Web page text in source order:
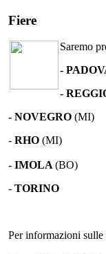
Fiere
Saremo
-
-
- NOVEGRO(MI)
-RHO (MI)
- IMOLA (BO)
- TORINO
Per informazioni sulle